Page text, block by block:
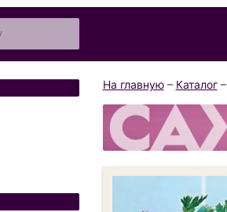
На главную– Каталог–